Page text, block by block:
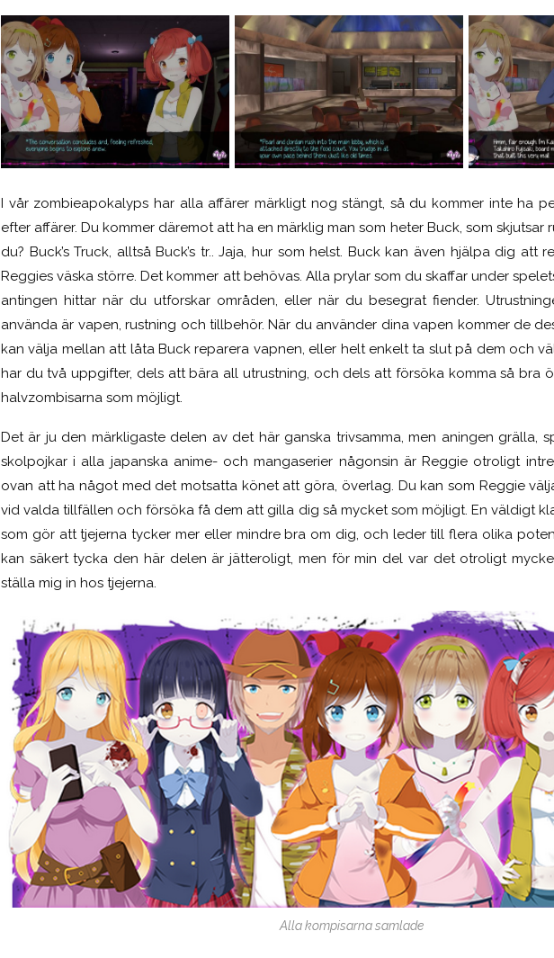
I vår zombieapokalyps har alla affärer märkligt nog stängt, så du kommer inte ha
efter affärer. Du kommer däremot att ha en märklig man som heter Buck, som skjutsar
du? Buck’s Truck, alltså Buck’s tr.. Jaja, hur som helst. Buck kan även hjälpa dig att
Reggies väska större. Det kommer att behövas. Alla prylar som du skaffar under
antingen hittar när du utforskar områden, eller när du besegrat fiender.
använda är vapen, rustning och tillbehör. När du använder dina vapen kommer de
kan välja mellan att låta Buck reparera vapnen, eller helt enkelt ta slut på dem och
har du två uppgifter, dels att bära all utrustning, och dels att försöka komma så bra
halvzombisarna som möjligt.
Det är ju den märkligaste delen av det här ganska trivsamma, men aningen grälla,
skolpojkar i alla japanska anime- och mangaserier någonsin är Reggie otroligt
ovan att ha något med det motsatta könet att göra, överlag. Du kan som Reggie
vid valda tillfällen och försöka få dem att gilla dig så mycket som möjligt. En väldigt
som gör att tjejerna tycker mer eller mindre bra om dig, och leder till flera olika
kan säkert tycka den här delen är jätteroligt, men för min del var det otroligt
ställa mig in hos tjejerna.
Alla kompisarna samlade